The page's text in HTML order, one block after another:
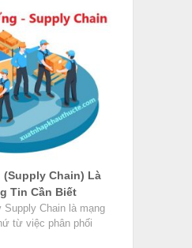
Chain) Là
Tin Cần Biết
Supply Chain là mạng
từ việc phân phối